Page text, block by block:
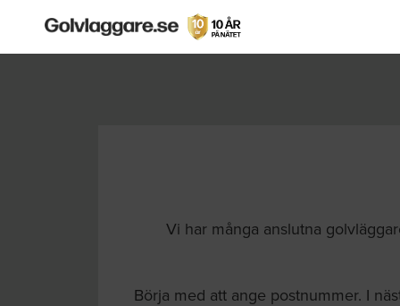
Vi har många anslutna
Börja med att ange postnummer. I